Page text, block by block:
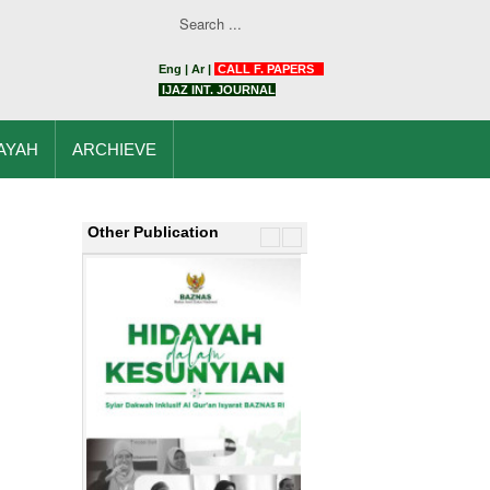
Eng | Ar| CALL F. PAPERS
IJAZ INT. JOURNAL
ARCHIEVE
Other Publication